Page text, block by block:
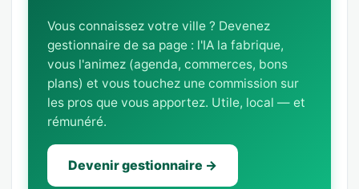
Vous connaissez votre ville ? Devenez
gestionnaire de sa page : l'IA la fabrique,
vous l'animez (agenda, commerces, bons
plans) et vous touchez une commission sur
les pros que vous apportez. Utile, local — et
rémunéré.
Devenir gestionnaire →